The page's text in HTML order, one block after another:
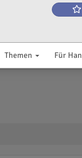
Themen Für